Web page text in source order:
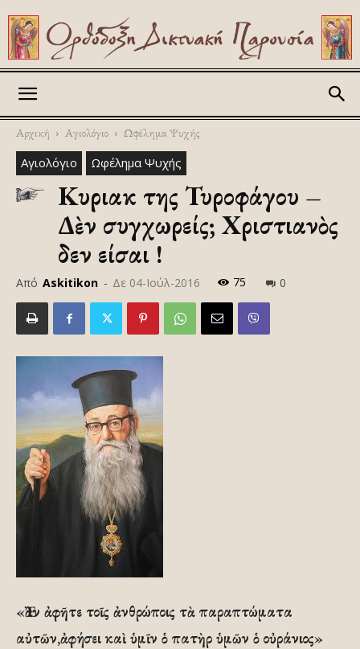
Αρχική Αγιολόγιο Ωφέλημα Ψυχής
Αγιολόγιο Ωφέλημα Ψυχής
Κυριακὴ της Τυροφάγου –
Δὲν συγχωρείς; Χριστιανὸς
δεν είσαι !
Από Askitikon - Δε 04-Ιούλ-2016 75 0
«Ἐὰν ἀφῆτε τοῖς ἀνθρώποις τὰ παραπτώματα
αὐτῶν,ἀφήσει καὶ ὑμῖν ὁ πατὴρ ὑμῶν ὁ οὐράνιος»